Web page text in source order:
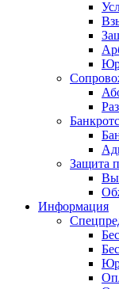
Защита
Информация